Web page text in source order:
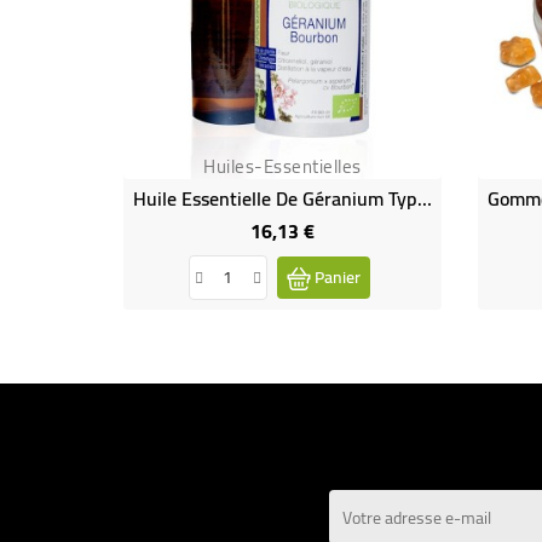
Huiles-Essentielles
Huile Essentielle De Géranium Type Bourbon Bio
16,13 €Prix
Panier